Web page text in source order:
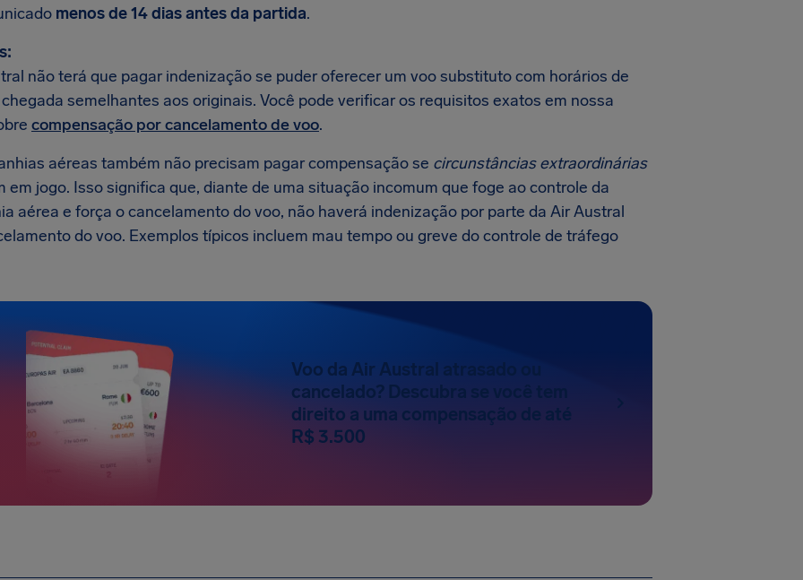
menos de 14 dias antes da partida.
não terá que pagar indenização se puder oferecer um voo substituto com horários de
semelhantes aos originais. Você pode verificar os requisitos exatos em nossa
compensação por cancelamento de voo.
aéreas também não precisam pagar compensação se circunstâncias extraordinárias
em jogo. Isso significa que, diante de uma situação incomum que foge ao controle da
aérea e força o cancelamento do voo, não haverá indenização por parte da Air Austral
do voo. Exemplos típicos incluem mau tempo ou greve do controle de tráfego
Voo da Air Austral atrasado ou
cancelado? Descubra se você tem
direito a uma compensação de até
R$ 3.500